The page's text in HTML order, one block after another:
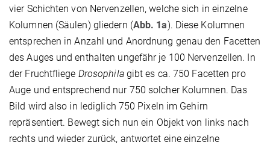
vier Schichten von Nervenzellen, welche sich in einzelne
Kolumnen (Säulen) gliedern (Abb. 1a). Diese Kolumnen
entsprechen in Anzahl und Anordnung genau den Facetten
des Auges und enthalten ungefähr je 100 Nervenzellen. In
der Fruchtfliege Drosophilagibt es ca. 750 Facetten pro
Auge und entsprechend nur 750 solcher Kolumnen. Das
Bild wird also in lediglich 750 Pixeln im Gehirn
repräsentiert. Bewegt sich nun ein Objekt von links nach
rechts und wieder zurück, antwortet eine einzelne